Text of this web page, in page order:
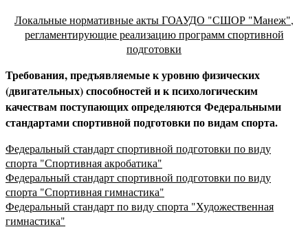
Локальные нормативные акты ГОАУДО "СШОР "Манеж",
регламентирующие реализацию программ спортивной
подготовки
Требования, предъявляемые к уровню физических
(двигательных) способностей и к психологическим
качествам поступающих определяются Федеральными
стандартами спортивной подготовки по видам спорта.
Федеральный стандарт спортивной подготовки по виду
спорта "Спортивная акробатика"
Федеральный стандарт спортивной подготовки по виду
спорта "Спортивная гимнастика"
Федеральный стандарт по виду спорта "Художественная
гимнастика"